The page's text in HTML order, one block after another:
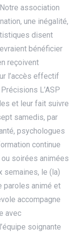
association
une inégalité,
disent
bénéficier
reçoivent
l’accès effectif
L’ASP
et leur fait suivre
samedis, par
psychologues
continue
soirées animées
semaines, le (la)
paroles animé et
accompagne
avec
soignante